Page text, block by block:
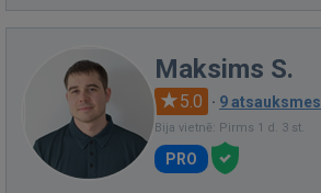
Maksims S.
5.0 · 9 atsauksmes
Bija vietnē: Pirms 1 d. 3 st.
PRO